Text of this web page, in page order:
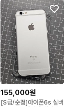
155,000원
[S급/순정]아이폰6s 실버